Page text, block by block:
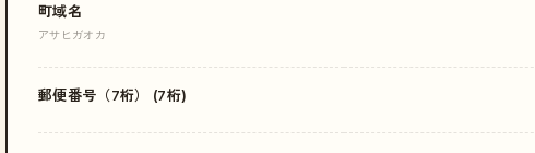
町域名
アサヒガオカ
郵便番号（7桁） (7桁)